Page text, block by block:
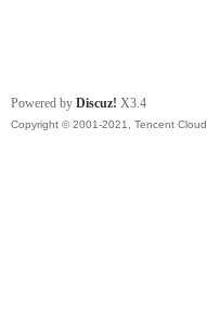
Powered by Discuz! X3.4
Copyright © 2001-2021, Tencent Cloud.